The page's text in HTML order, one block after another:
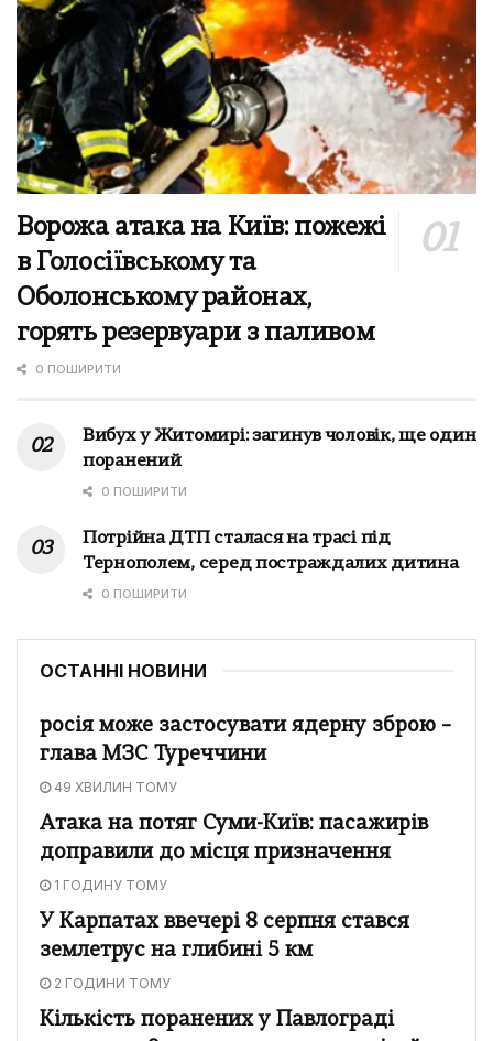
Ворожа атака на Київ: пожежі
в Голосіївському та
Оболонському районах,
горять резервуари з паливом
0 ПОШИРИТИ
Вибух у Житомирі: загинув чоловік, ще один
поранений
0 ПОШИРИТИ
Потрійна ДТП сталася на трасі під
Тернополем, серед постраждалих дитина
0 ПОШИРИТИ
ОСТАННІ НОВИНИ
росія може застосувати ядерну зброю –
глава МЗС Туреччини
49 ХВИЛИН ТОМУ
Атака на потяг Суми-Київ: пасажирів
доправили до місця призначення
1 ГОДИНУ ТОМУ
У Карпатах ввечері 8 серпня стався
землетрус на глибині 5 км
2 ГОДИНИ ТОМУ
Кількість поранених у Павлограді